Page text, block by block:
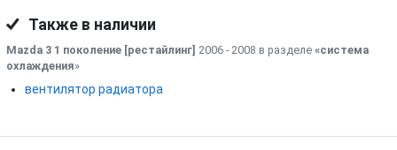
Также в наличии
Mazda 3 1 поколение [рестайлинг] 2006 - 2008 в разделе «система
охлаждения»
вентилятор радиатора